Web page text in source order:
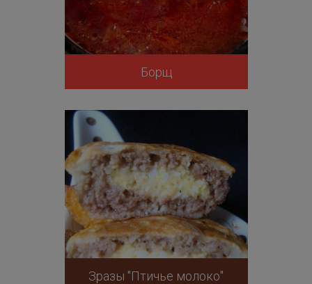
Борщ
Зразы "Птичье молоко"